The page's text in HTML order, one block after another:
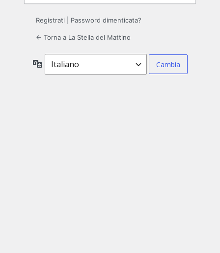
Registrati Password dimenticata?
← Torna a La Stella del Mattino
Lingua